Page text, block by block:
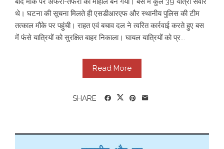
थे। घटना की सूचना मिलते ही एसडीआरएफ और स्थानीय पुलिस की टीम
तत्काल मौके पर पहुंची। राहत एवं बचाव दल ने त्वरित कार्रवाई करते हुए बस
में फंसे यात्रियों को सुरक्षित बाहर निकाला। घायल यात्रियों को प्र...
Read More
SHARE